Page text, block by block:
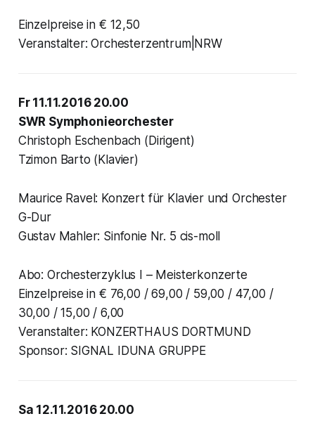
Einzelpreise in € 12,50
Veranstalter: Orchesterzentrum|NRW
Fr 11.11.2016 20.00
SWR Symphonieorchester
Christoph Eschenbach (Dirigent)
Tzimon Barto (Klavier)
Maurice Ravel: Konzert für Klavier und Orchester
G-Dur
Gustav Mahler: Sinfonie Nr. 5 cis-moll
Abo: Orchesterzyklus I – Meisterkonzerte
Einzelpreise in € 76,00 / 69,00 / 59,00 / 47,00 /
30,00 / 15,00 / 6,00
Veranstalter: KONZERTHAUS DORTMUND
Sponsor: SIGNAL IDUNA GRUPPE
Sa 12.11.2016 20.00